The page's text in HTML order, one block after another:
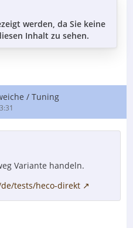
werden, da Sie keine
Inhalt zu sehen.
/ Tuning
Variante handeln.
tests/heco-direkt